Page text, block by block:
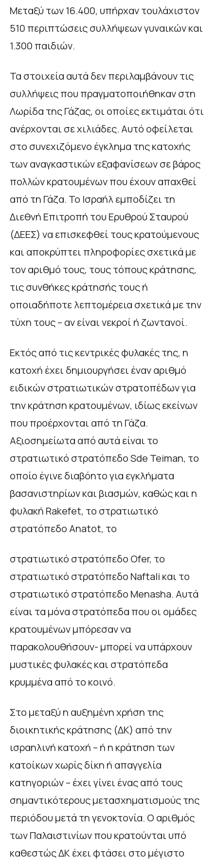
Μεταξύ των 16.400, υπήρχαν τουλάχιστον
510 περιπτώσεις συλλήψεων γυναικών και
1.300 παιδιών.
Τα στοιχεία αυτά δεν περιλαμβάνουν τις
συλλήψεις που πραγματοποιήθηκαν στη
Λωρίδα της Γάζας, οι οποίες εκτιμάται ότι
ανέρχονται σε χιλιάδες. Αυτό οφείλεται
στο συνεχιζόμενο έγκλημα της κατοχής
των αναγκαστικών εξαφανίσεων σε βάρος
πολλών κρατουμένων που έχουν απαχθεί
από τη Γάζα. Το Ισραήλ εμποδίζει τη
Διεθνή Επιτροπή του Ερυθρού Σταυρού
(ΔΕΕΣ) να επισκεφθεί τους κρατούμενους
και αποκρύπτει πληροφορίες σχετικά με
τον αριθμό τους, τους τόπους κράτησης,
τις συνθήκες κράτησής τους ή
οποιαδήποτε λεπτομέρεια σχετικά με την
τύχη τους – αν είναι νεκροί ή ζωντανοί.
Εκτός από τις κεντρικές φυλακές της, η
κατοχή έχει δημιουργήσει έναν αριθμό
ειδικών στρατιωτικών στρατοπέδων για
την κράτηση κρατουμένων, ιδίως εκείνων
που προέρχονται από τη Γάζα.
Αξιοσημείωτα από αυτά είναι το
στρατιωτικό στρατόπεδο Sde Teiman, το
οποίο έγινε διαβόητο για εγκλήματα
βασανιστηρίων και βιασμών, καθώς και η
φυλακή Rakefet, το στρατιωτικό
στρατόπεδο Anatot, το
στρατιωτικό στρατόπεδο Ofer, το
στρατιωτικό στρατόπεδο Naftali και το
στρατιωτικό στρατόπεδο Menasha. Αυτά
είναι τα μόνα στρατόπεδα που οι ομάδες
κρατουμένων μπόρεσαν να
παρακολουθήσουν- μπορεί να υπάρχουν
μυστικές φυλακές και στρατόπεδα
κρυμμένα από το κοινό.
Στο μεταξύ η αυξημένη χρήση της
διοικητικής κράτησης (ΔΚ) από την
ισραηλινή κατοχή – ή η κράτηση των
κατοίκων χωρίς δίκη ή απαγγελία
κατηγοριών – έχει γίνει ένας από τους
σημαντικότερους μετασχηματισμούς της
περιόδου μετά τη γενοκτονία. Ο αριθμός
των Παλαιστινίων που κρατούνται υπό
καθεστώς ΔΚ έχει φτάσει στο μέγιστο